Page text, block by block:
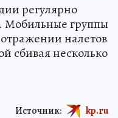
регулярно
Мобильные группы
отражении налетов
сбивая несколько
Источник: kp.ru